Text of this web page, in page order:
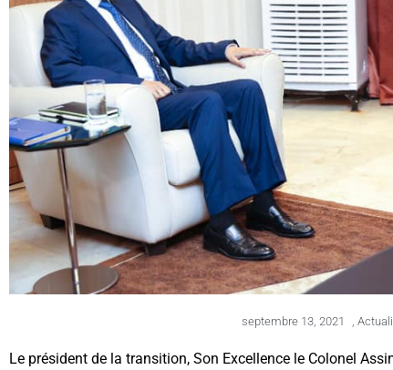
septembre 13, 2021
Le président de la transition, Son Excellence le Colonel